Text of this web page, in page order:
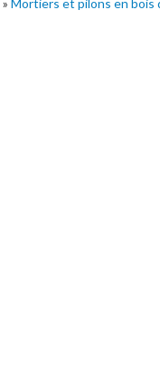
» Mortiers et pilons en bois